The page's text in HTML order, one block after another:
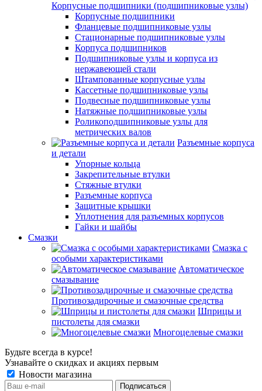
Корпусные подшипники (подшипниковые узлы)
Корпусные подшипники
Фланцевые подшипниковые узлы
Стационарные подшипниковые узлы
Корпуса подшипников
Подшипниковые узлы и корпуса из
нержавеющей стали
Штампованные корпусные узлы
Кассетные подшипниковые узлы
Подвесные подшипниковые узлы
Натяжные подшипниковые узлы
Роликоподшипниковые узлы для
метрических валов
Разъемные корпуса
и детали
Упорные кольца
Закрепительные втулки
Стяжные втулки
Разъемные корпуса
Защитные крышки
Уплотнения для разъемных корпусов
Гайки и шайбы
Смазки
Смазка с
особыми характеристиками
Автоматическое
смазывание
Противозадирочные и смазочные средства
Шприцы и
пистолеты для смазки
Многоцелевые смазки
Будьте всегда в курсе!
Узнавайте о скидках и акциях первым
Новости магазина